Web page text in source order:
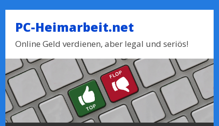
PC-Heimarbeit.net
Online Geld verdienen, aber legal und seriös!